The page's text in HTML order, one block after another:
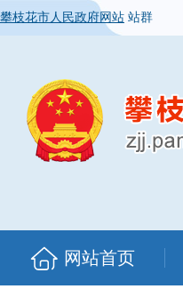
攀枝花市人民政府网站 站群
网站首页